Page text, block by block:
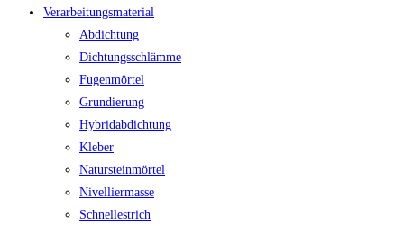
Verarbeitungsmaterial
Abdichtung
Dichtungsschlämme
Fugenmörtel
Grundierung
Hybridabdichtung
Kleber
Natursteinmörtel
Nivelliermasse
Schnellestrich